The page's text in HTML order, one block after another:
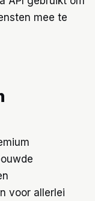
mee te
voor allerlei